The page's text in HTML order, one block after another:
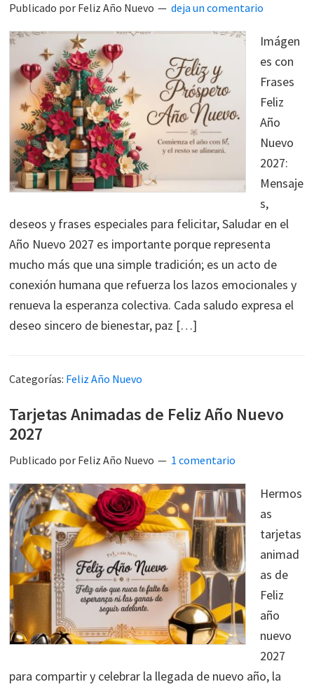
Publicado por Feliz Año Nuevo deja un comentario
Imágen
es con
Frases
Feliz
Año
Nuevo
2027:
Mensaje
s,
deseos y frases especiales para felicitar, Saludar en el
Año Nuevo 2027 es importante porque representa
mucho más que una simple tradición; es un acto de
conexión humana que refuerza los lazos emocionales y
renueva la esperanza colectiva. Cada saludo expresa el
deseo sincero de bienestar, paz […]
Categorías: Feliz Año Nuevo
Tarjetas Animadas de Feliz Año Nuevo
2027
Publicado por Feliz Año Nuevo 1 comentario
Hermos
as
tarjetas
animad
as de
Feliz
año
nuevo
2027
para compartir y celebrar la llegada de nuevo año, la